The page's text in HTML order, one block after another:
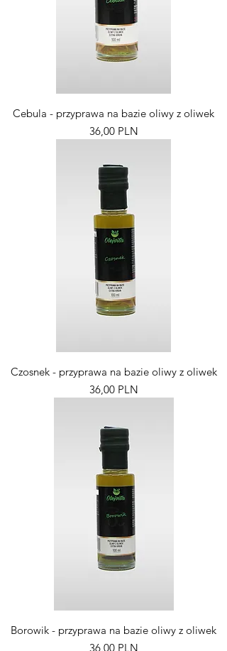
Cebula - przyprawa na bazie oliwy z oliwek
Pris
36,00 PLN
Czosnek - przyprawa na bazie oliwy z oliwek
Pris
36,00 PLN
Borowik - przyprawa na bazie oliwy z oliwek
Pris
36,00 PLN